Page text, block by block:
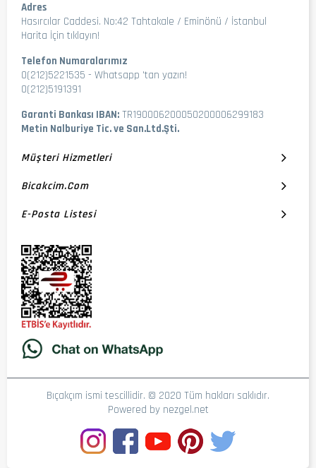
Adres
Hasırcılar Caddesi. No:42 Tahtakale / Eminönü / İstanbul
Harita İçin tıklayın!
Telefon Numaralarımız
0(212)5221535 - Whatsapp 'tan yazın!
0(212)5191391
Garanti Bankası IBAN: TR190006200050200006299183
Metin Nalburiye Tic. ve San.Ltd.Şti.
Müşteri Hizmetleri
Bicakcim.com
E-Posta Listesi
Bıçakçım ismi tescillidir. © 2020 Tüm hakları saklıdır.
Powered by nezgel.net